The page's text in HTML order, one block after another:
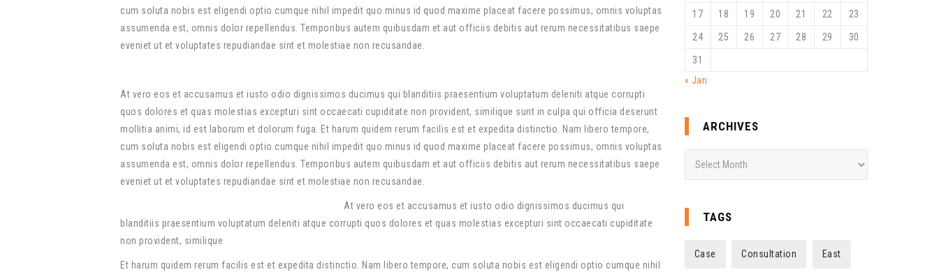
cum soluta nobis est eligendi optio cumque nihil impedit quo minus id quod maxime placeat facere possimus, omnis voluptas
assumenda est, omnis dolor repellendus. Temporibus autem quibusdam et aut officiis debitis aut rerum necessitatibus saepe
eveniet ut et voluptates repudiandae sint et molestiae non recusandae.
At vero eos et accusamus et iusto odio dignissimos ducimus qui blanditiis praesentium voluptatum deleniti atque corrupti
quos dolores et quas molestias excepturi sint occaecati cupiditate non provident, similique sunt in culpa qui officia deserunt
mollitia animi, id est laborum et dolorum fuga. Et harum quidem rerum facilis est et expedita distinctio. Nam libero tempore,
cum soluta nobis est eligendi optio cumque nihil impedit quo minus id quod maxime placeat facere possimus, omnis voluptas
assumenda est, omnis dolor repellendus. Temporibus autem quibusdam et aut officiis debitis aut rerum necessitatibus saepe
eveniet ut et voluptates repudiandae sint et molestiae non recusandae.
At vero eos et accusamus et iusto odio dignissimos ducimus qui
blanditiis praesentium voluptatum deleniti atque corrupti quos dolores et quas molestias excepturi sint occaecati cupiditate
non provident, similique
Et harum quidem rerum facilis est et expedita distinctio. Nam libero tempore, cum soluta nobis est eligendi optio cumque nihil
17 18 19 20 21 22 23
24 25 26 27 28 29 30
31
« Jan
ARCHIVES
TAGS
Case Consultation East